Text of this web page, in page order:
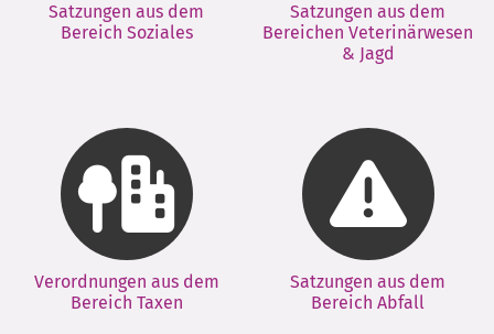
Satzungen aus dem
Bereich Soziales
Satzungen aus dem
Bereichen Veterinärwesen
& Jagd
Verordnungen aus dem
Bereich Taxen
Satzungen aus dem
Bereich Abfall